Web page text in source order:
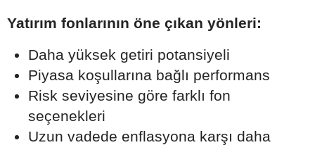
Yatırım fonlarının öne çıkan yönleri:
Daha yüksek getiri potansiyeli
Piyasa koşullarına bağlı performans
Risk seviyesine göre farklı fon
seçenekleri
Uzun vadede enflasyona karşı daha